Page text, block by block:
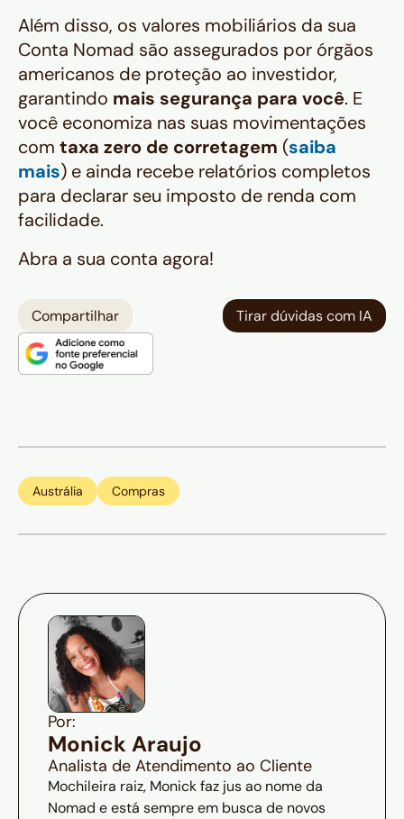
Além disso, os valores mobiliários da sua
Conta Nomad são assegurados por órgãos
americanos de proteção ao investidor,
garantindo mais segurança para você. E
você economiza nas suas movimentações
com taxa zero de corretagem (saiba
mais) e ainda recebe relatórios completos
para declarar seu imposto de renda com
facilidade.
Abra a sua conta agora!
Compartilhar Tirar dúvidas com IA
Austrália Compras
Por:
Monick Araujo
Analista de Atendimento ao Cliente
Mochileira raiz, Monick faz jus ao nome da
Nomad e está sempre em busca de novos